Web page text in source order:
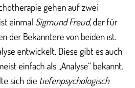
gehen auf zwei
einmal Sigmund Freud, der für
der Bekanntere von beiden ist.
entwickelt. Diese gibt es auch
einfach als „Analyse“ bekannt.
sich die tiefenpsychologisch